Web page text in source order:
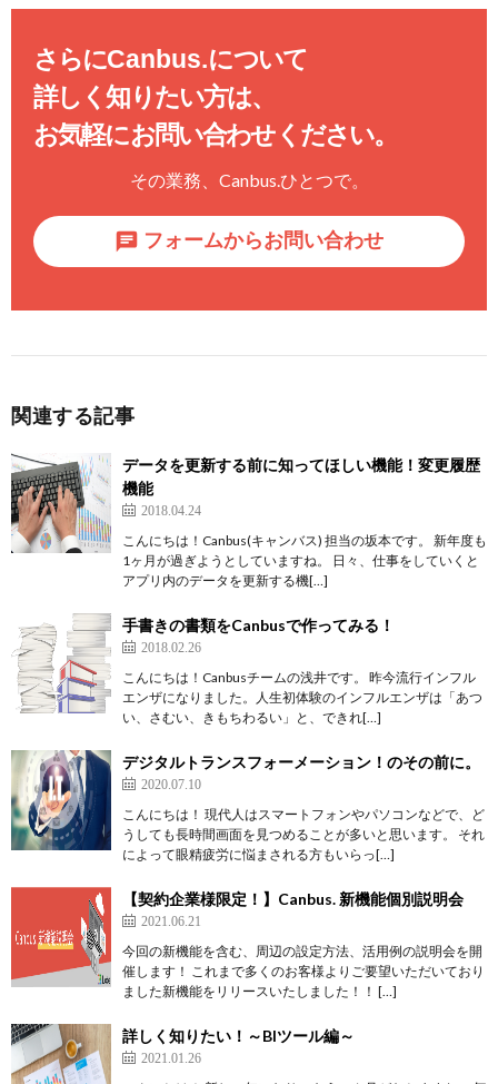
さらにCanbus.について
詳しく知りたい方は、
お気軽にお問い合わせください。
その業務、 Canbus.ひとつで。
フォームからお問い合わせ
関連する記事
データを更新する前に知ってほしい機能！変更履歴
機能
2018.04.24
こんにちは！Canbus(キャンバス) 担当の坂本です。 新年度も
1ヶ月が過ぎようとしていますね。 日々、仕事をしていくと
アプリ内のデータを更新する機[…]
手書きの書類をCanbusで作ってみる！
2018.02.26
こんにちは！Canbusチームの浅井です。 昨今流行インフル
エンザになりました。人生初体験のインフルエンザは「あつ
い、さむい、きもちわるい」と、できれ[…]
デジタルトランスフォーメーション！のその前に。
2020.07.10
こんにちは！ 現代人はスマートフォンやパソコンなどで、ど
うしても長時間画面を見つめることが多いと思います。 それ
によって眼精疲労に悩まされる方もいらっ[…]
【契約企業様限定！】Canbus. 新機能個別説明会
2021.06.21
今回の新機能を含む、周辺の設定方法、活用例の説明会を開
催します！ これまで多くのお客様よりご要望いただいており
ました新機能をリリースいたしました！！ […]
詳しく知りたい！～BIツール編～
2021.01.26